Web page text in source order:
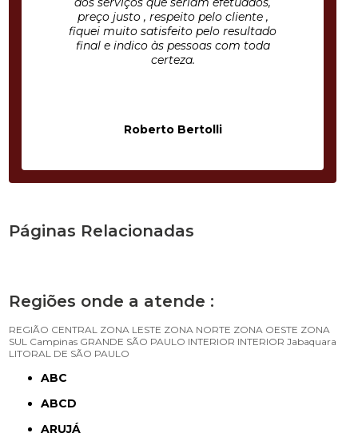
preço justo , respeito pelo cliente ,
fiquei muito satisfeito pelo resultado
final e indico às pessoas com toda
certeza.
Roberto Bertolli
Páginas Relacionadas
Regiões onde a atende :
REGIÃO CENTRAL ZONA LESTE ZONA NORTE ZONA OESTE ZONA
SUL Campinas GRANDE SÃO PAULO INTERIOR INTERIOR Jabaquara
LITORAL DE SÃO PAULO
ABC
ABCD
ARUJÁ